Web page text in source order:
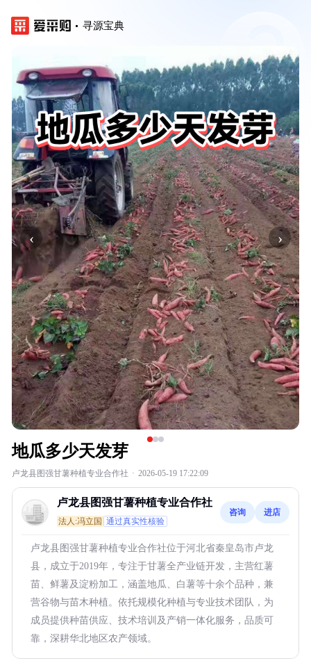
寻源宝典
‹ ›
地瓜多少天发芽
卢龙县图强甘薯种植专业合作社 · 2026-05-19 17:22:09
卢龙县图强甘薯种植专业合作社
法人:冯立国 通过真实性核验
咨询 进店
卢龙县图强甘薯种植专业合作社位于河北省秦皇岛市卢龙
县，成立于2019年，专注于甘薯全产业链开发，主营红薯
苗、鲜薯及淀粉加工，涵盖地瓜、白薯等十余个品种，兼
营谷物与苗木种植。依托规模化种植与专业技术团队，为
成员提供种苗供应、技术培训及产销一体化服务，品质可
靠，深耕华北地区农产领域。